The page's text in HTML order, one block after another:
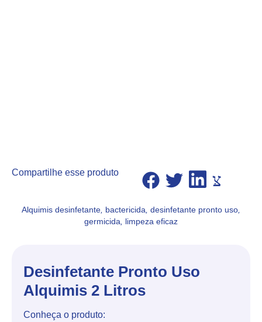
Compartilhe esse produto
Alquimis desinfetante, bactericida, desinfetante pronto uso,
germicida, limpeza eficaz
Desinfetante Pronto Uso
Alquimis 2 Litros
Conheça o produto: